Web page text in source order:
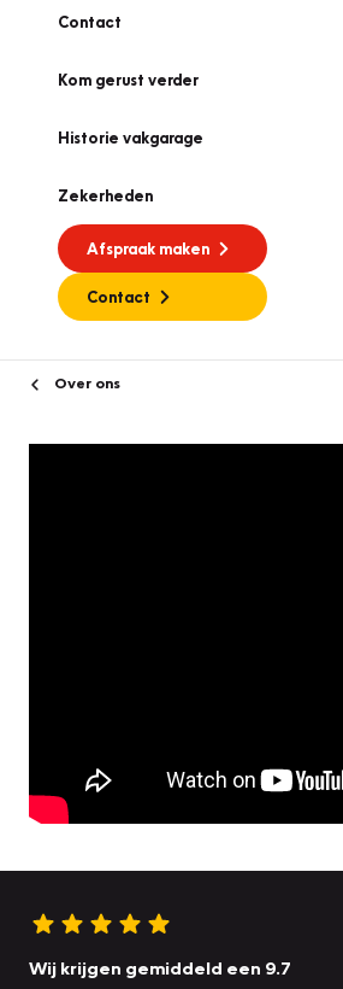
Contact
Kom gerust verder
Historie vakgarage
Zekerheden
Afspraak maken
Contact
Over ons
Wij krijgen gemiddeld een 9.7